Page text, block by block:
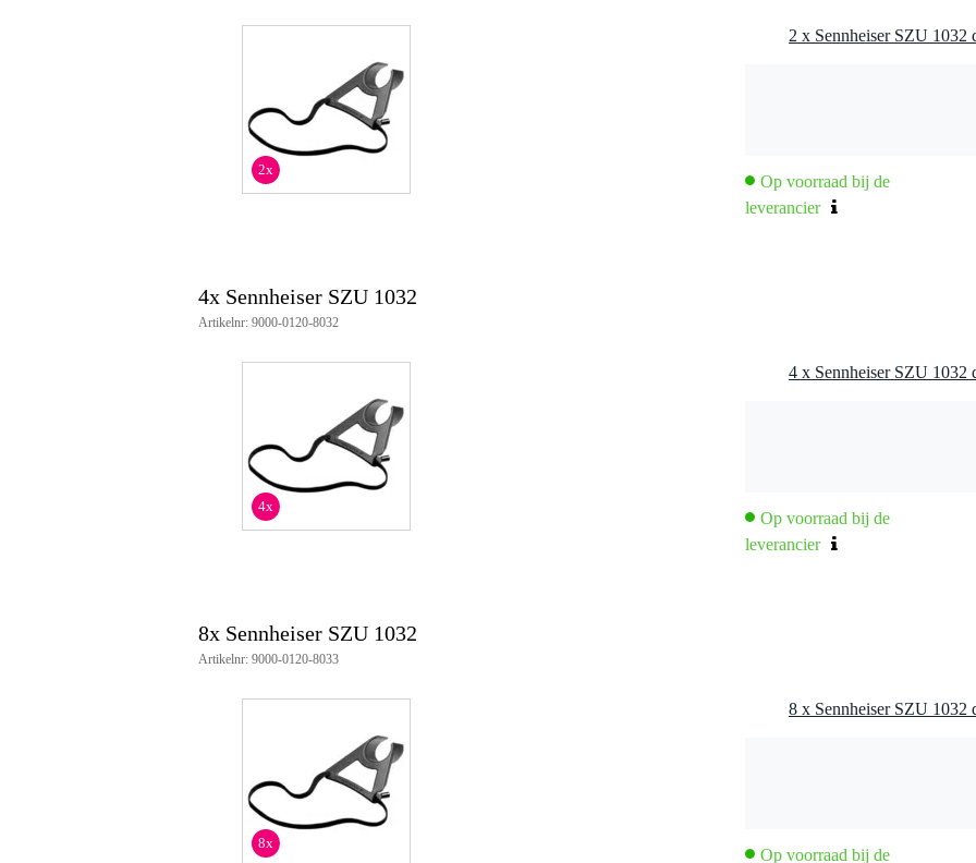
2x
Op voorraad bij de
leverancier
4x Sennheiser SZU 1032
Artikelnr: 9000-0120-8032
4x
Op voorraad bij de
leverancier
8x Sennheiser SZU 1032
Artikelnr: 9000-0120-8033
8x
Op voorraad bij de